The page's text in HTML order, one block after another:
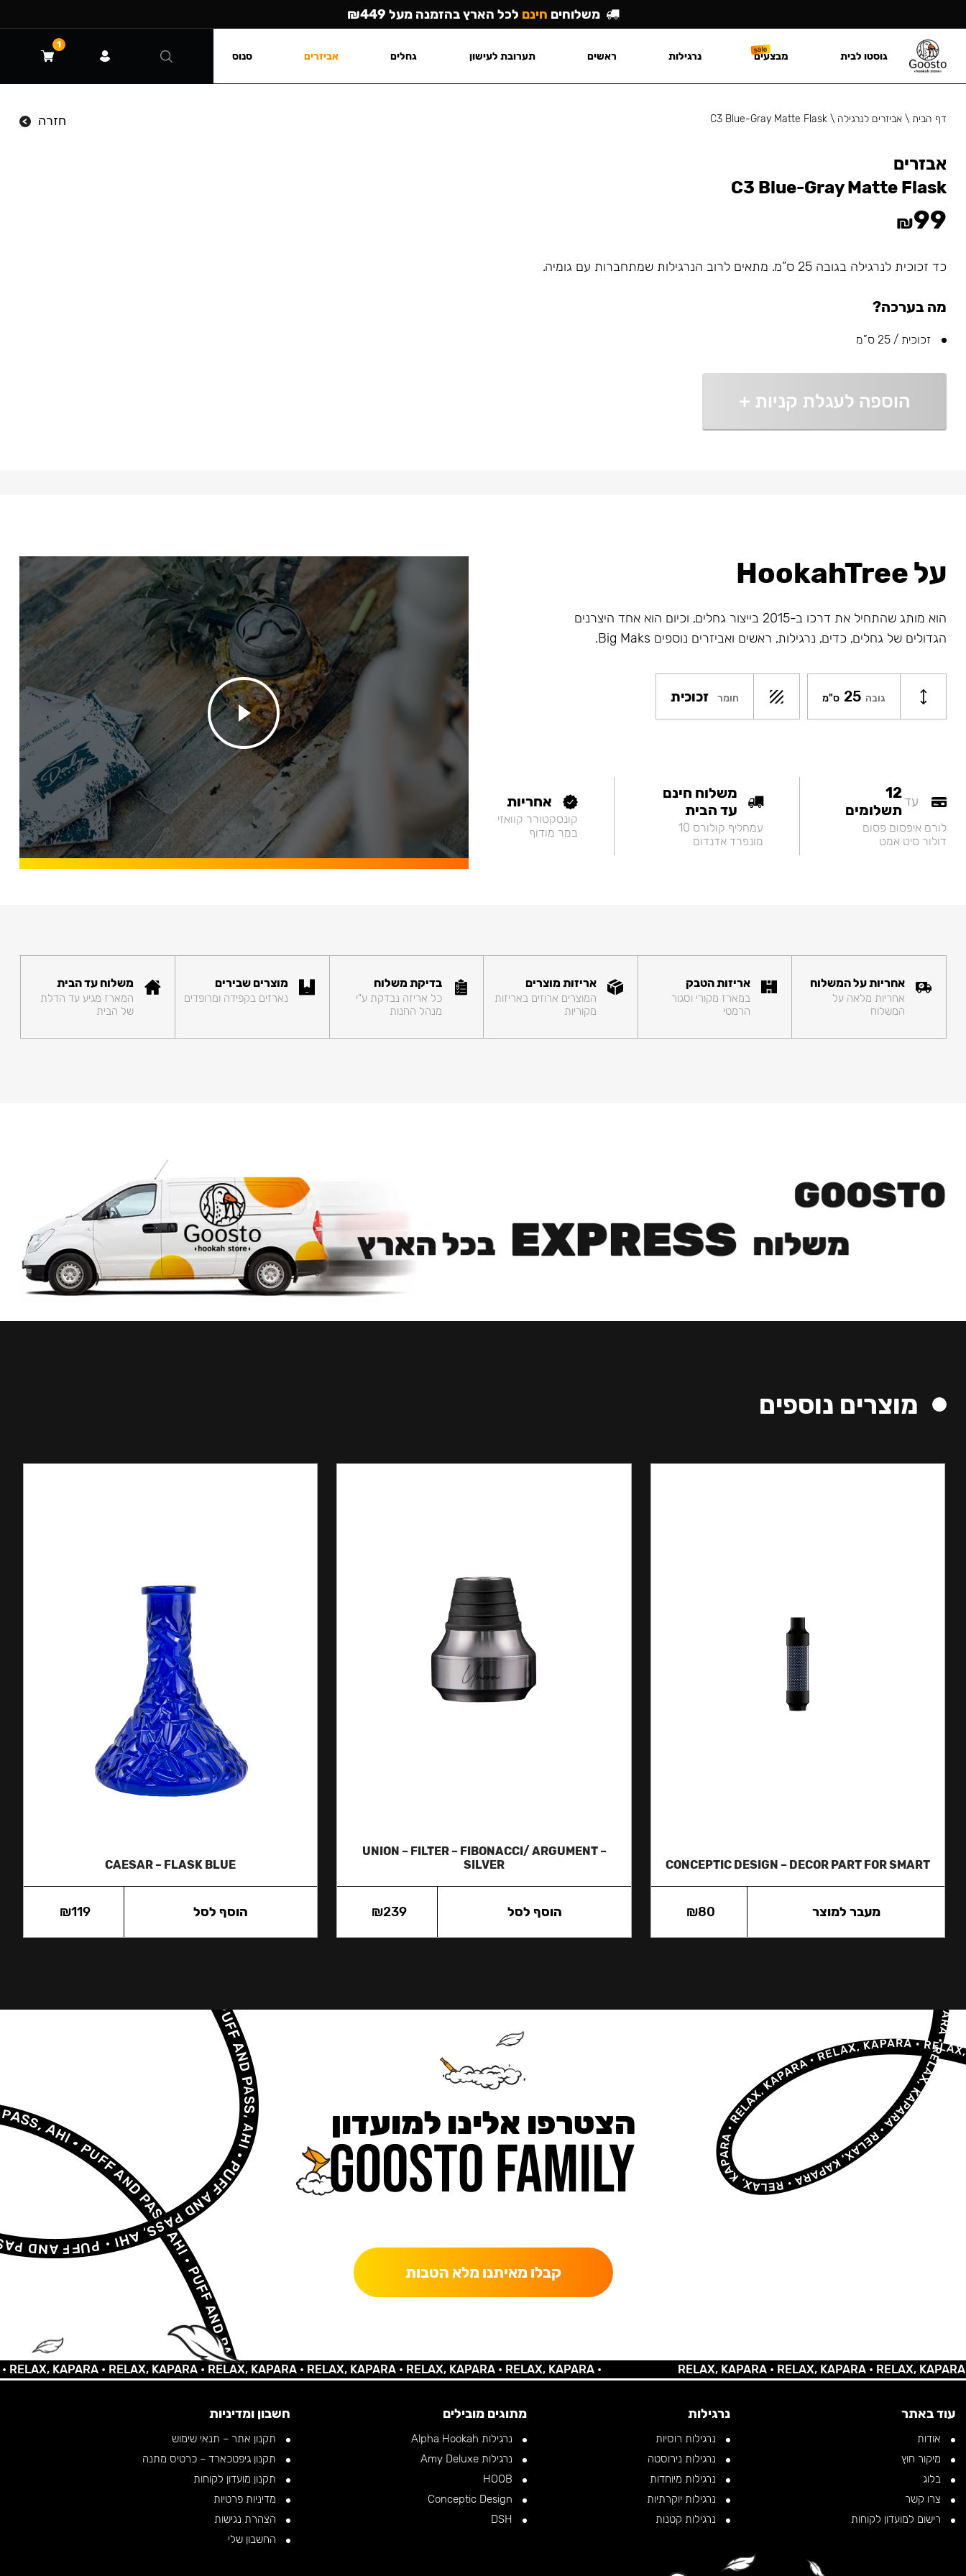
דף הבית\ אביזרים לנרגילה \
C3 Blue-Gray Matte Flask חזרה
אבזרים
C3 Blue-Gray Matte Flask
₪99
כד זכוכית לנרגילה בגובה 25 ס”מ. מתאים לרוב הנרגילות שמתחברות עם גומיה.
מה בערכה?
זכוכית / 25 ס”מ
הוספה לעגלת קניות +
על HookahTree
הוא מותג שהתחיל את דרכו ב-2015 בייצור גחלים, וכיום הוא אחד היצרנים
הגדולים של גחלים, כדים, נרגילות, ראשים ואביזרים נוספים Big Maks.
גובה 25 ס"מ חומר זכוכית
עד12
תשלומים
לורם איפסום פסום
דולור סיט אמט
משלוח חינם
עד הבית
עמחליף קולורס 10
מונפרד אדנדום
אחריות
קונסקטורר קוואזי
במר מודוף
אחריות על המשלוח
אחריות מלאה על
המשלוח
אריזות הטבק
במארז מקורי וסגור
הרמטי
אריזות מוצרים
המוצרים ארוזים באריזות
מקוריות
בדיקת משלוח
כל אריזה נבדקת ע"י
מנהל החנות
מוצרים שבירים
נארזים בקפידה ומרופדים
משלוח עד הבית
המארז מגיע עד הדלת
של הבית
מוצרים נוספים
CONCEPTIC DESIGN – DECOR PART FOR SMART
₪80 מעבר למוצר
UNION – FILTER – FIBONACCI/ ARGUMENT –
SILVER
₪239 הוסף לסל
CAESAR – FLASK BLUE
₪119 הוסף לסל
הצטרפו אלינו למועדון
קבלו מאיתנו מלא הטבות
משלוחים חינם לכל הארץ בהזמנה מעל ₪449
גוסטו לבית מבצעים נרגילות ראשים תערובת לעישון גחלים אביזרים סנוס
1
KAPARA •RELAX, KAPARA •RELAX, KAPARA •RELAX, KAPARA •RELAX, KAPARA •RELAX, KAPARA • RELAX, KAPARA •RELAX, KAPARA •RELAX, KAPARA •
עוד באתר
אודות
מיקור חוץ
בלוג
צרו קשר
רישום למועדון לקוחות
נרגילות
נרגילות רוסיות
נרגילות נירוסטה
נרגילות מיוחדות
נרגילות יוקרתיות
נרגילות קטנות
מתוגים מובילים
נרגילות Alpha Hookah
נרגילות Amy Deluxe
חשבון ומדיניות
תקנון אתר – תנאי שימוש
תקנון גיפטכארד – כרטיס מתנה
תקנון מועדון לקוחות
מדיניות פרטיות
הצהרת נגישות
החשבון שלי